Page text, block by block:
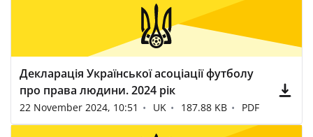
Декларація Української асоціації футболу
про права людини. 2024 рік
22 November 2024, 10:51 UK 187.88 KB PDF